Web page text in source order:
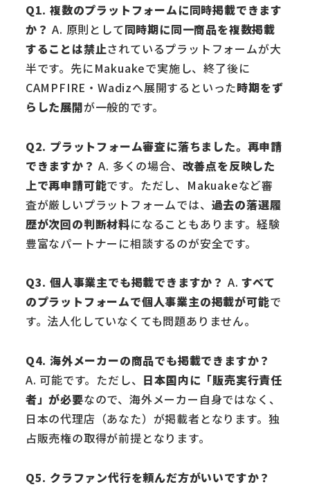
Q1. 複数のプラットフォームに同時掲載できます
か？ A. 原則として同時期に同一商品を複数掲載
することは禁止されているプラットフォームが大
半です。先にMakuakeで実施し、終了後に
CAMPFIRE・Wadizへ展開するといった時期をず
らした展開が一般的です。
Q2. プラットフォーム審査に落ちました。再申請
できますか？ A. 多くの場合、 改善点を反映した
上で再申請可能です。ただし、Makuakeなど審
査が厳しいプラットフォームでは、 過去の落選履
歴が次回の判断材料になることもあります。経験
豊富なパートナーに相談するのが安全です。
Q3. 個人事業主でも掲載できますか？ A.すべて
のプラットフォームで個人事業主の掲載が可能で
す。法人化していなくても問題ありません。
Q4. 海外メーカーの商品でも掲載できますか？
A. 可能です。ただし、 日本国内に「販売実行責任
者」が必要なので、海外メーカー自身ではなく、
日本の代理店（あなた）が掲載者となります。独
占販売権の取得が前提となります。
Q5. クラファン代行を頼んだ方がいいですか？